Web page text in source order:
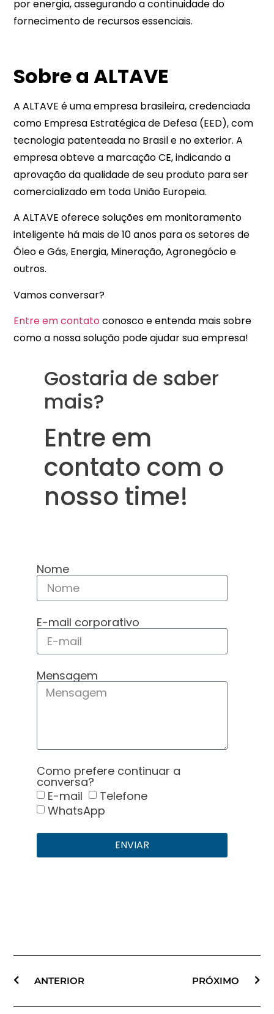
por energia, assegurando a continuidade do
fornecimento de recursos essenciais.
Sobre a ALTAVE
A ALTAVE é uma empresa brasileira, credenciada
como Empresa Estratégica de Defesa (EED), com
tecnologia patenteada no Brasil e no exterior. A
empresa obteve a marcação CE, indicando a
aprovação da qualidade de seu produto para ser
comercializado em toda União Europeia.
A ALTAVE oferece soluções em monitoramento
inteligente há mais de 10 anos para os setores de
Óleo e Gás, Energia, Mineração, Agronegócio e
outros.
Vamos conversar?
Entre em contato conosco e entenda mais sobre
como a nossa solução pode ajudar sua empresa!
Gostaria de saber
mais?
Entre em
contato com o
nosso time!
Nome
E-mail corporativo
Mensagem
Como prefere continuar a
conversa?
E-mail
Telefone
WhatsApp
ENVIAR
ANTERIOR PRÓXIMO